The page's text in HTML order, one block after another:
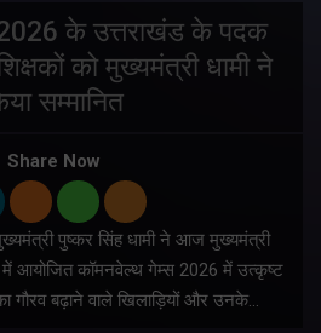
के उत्तराखंड के पदक
को मुख्यमंत्री धामी ने
सम्मानित
Share Now
पुष्कर सिंह धामी ने आज मुख्यमंत्री
आयोजित कॉमनवेल्थ गेम्स 2026 में उत्कृष्ट
गौरव बढ़ाने वाले खिलाड़ियों और उनके…